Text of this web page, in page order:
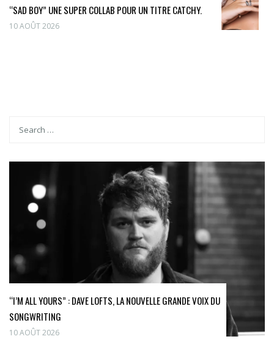
“SAD BOY” UNE SUPER COLLAB POUR UN TITRE CATCHY.
10 AOÛT 2026
“I’M ALL YOURS” : DAVE LOFTS, LA NOUVELLE GRANDE VOIX DU
SONGWRITING
10 AOÛT 2026